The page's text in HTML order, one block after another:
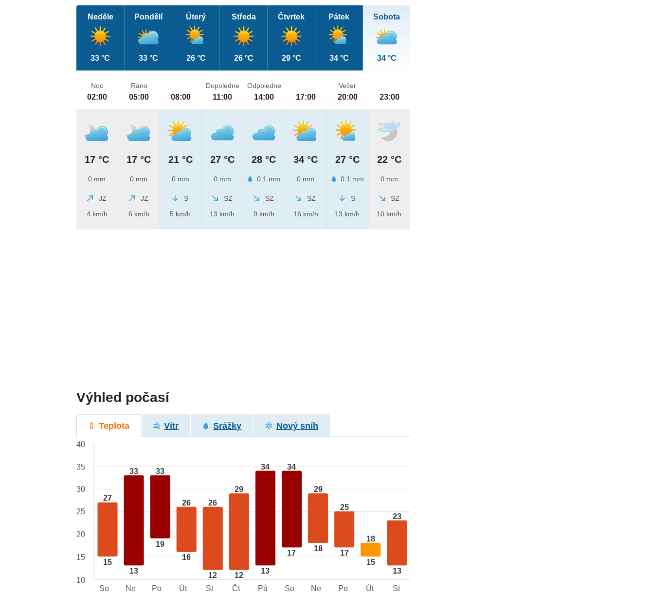
Neděle
33 °C
Pondělí
33 °C
Úterý
26 °C
Středa
26 °C
Čtvrtek
29 °C
Pátek
34 °C
Sobota
34 °C
Noc
02:00
17 °C
0 mm
JZ
4 km/h
Ráno
05:00
17 °C
0 mm
JZ
6 km/h
08:00
21 °C
0 mm
S
5 km/h
Dopoledne
11:00
27 °C
0 mm
SZ
13 km/h
Odpoledne
14:00
28 °C
0.1 mm
SZ
9 km/h
17:00
34 °C
0 mm
SZ
16 km/h
Večer
20:00
27 °C
0.1 mm
S
13 km/h
23:00
22 °C
0 mm
SZ
10 km/h
Výhled počasí
Teplota Vítr Srážky Nový sníh
27
15
33
13
33
19
26
16
26
12
29
12
34
13
34
17
29
18
25
17
18
15
23
13
40
35
30
25
20
15
10
So
Ne Po Út St Čt Pá So Ne Po Út St